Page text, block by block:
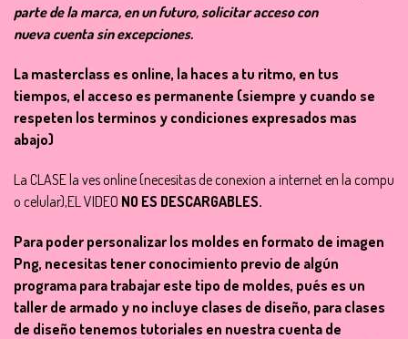
parte de la marca, en un futuro, solicitar acceso con
nueva cuenta sin excepciones.
La masterclass es online, la haces a tu ritmo, en tus
tiempos, el acceso es permanente (siempre y cuando se
respeten los terminos y condiciones expresados mas
abajo)
La CLASE la ves online (necesitas de conexion a internet en la compu
o celular),EL VIDEO NO ES DESCARGABLES.
Para poder personalizar los moldes en formato de imagen
Png, necesitas tener conocimiento previo de algún
programa para trabajar este tipo de moldes, pués es un
taller de armado y no incluye clases de diseño, para clases
de diseño tenemos tutoriales en nuestra cuenta de